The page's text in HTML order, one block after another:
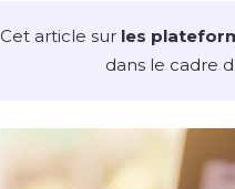
Cet article sur les
dans le cadre